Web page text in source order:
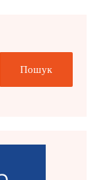
Пошук